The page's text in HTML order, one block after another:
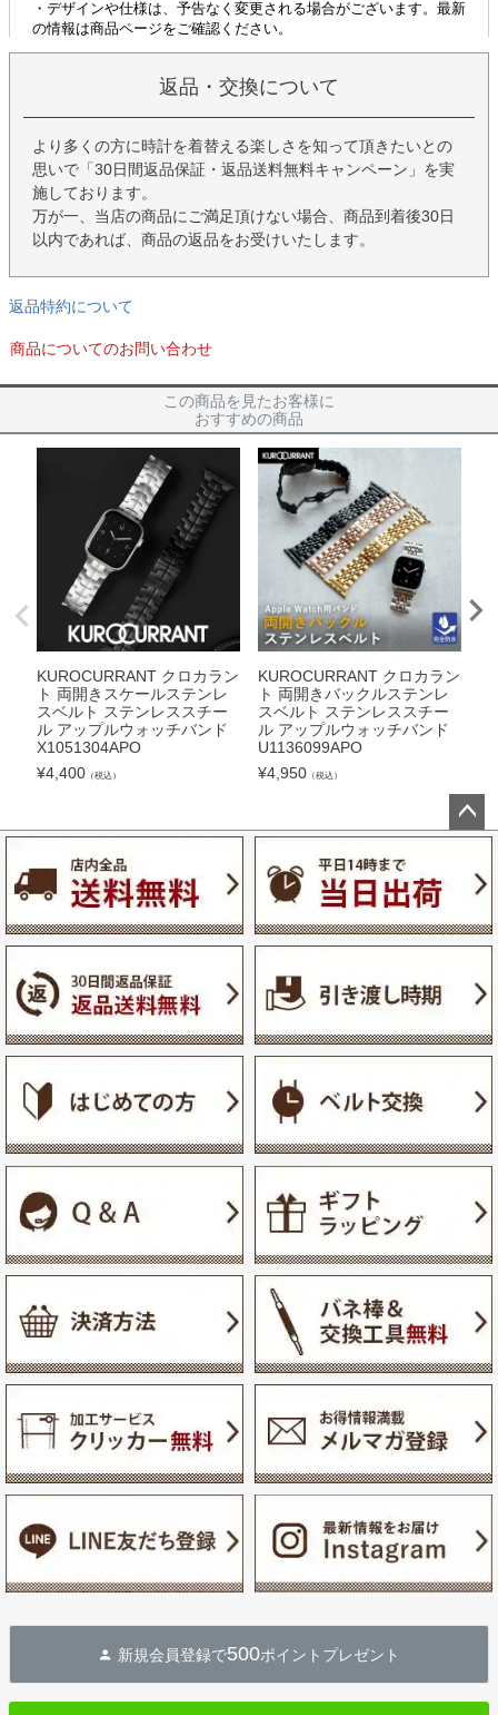
返品・交換について
より多くの方に時計を着替える楽しさを知って頂きたいとの
思いで「30日間返品保証・返品送料無料キャンペーン」を実
施しております。
万が一、当店の商品にご満足頂けない場合、商品到着後30日
以内であれば、商品の返品をお受けいたします。
返品特約について
商品についてのお問い合わせ
この商品を見たお客様に
おすすめの商品
KUROCURRANT クロカラン
ト 両開きスケールステンレ
スベルト ステンレススチー
ル アップルウォッチバンド
X1051304APO
¥4,400 （税込）
KUROCURRANT クロカラン
ト 両開きバックルステンレ
スベルト ステンレススチー
ル アップルウォッチバンド
U1136099APO
¥4,950 （税込）
ペー
ップ
新規会員登録で500ポイントプレゼント